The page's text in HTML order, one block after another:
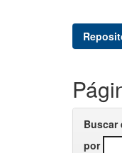
Buscar
por